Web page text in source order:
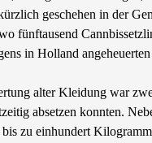
geschehen in der
fünftausend
in Holland
alter Kleidung war
absetzen konnten.
zu einhundert